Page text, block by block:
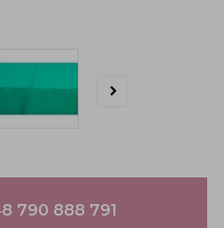
790 888 791